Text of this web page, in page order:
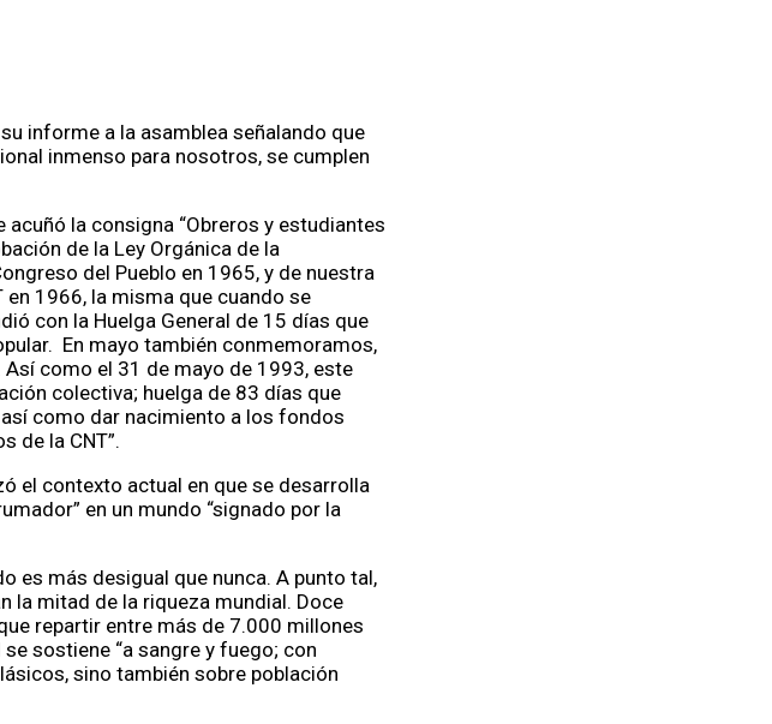
informe a la asamblea señalando que
inmenso para nosotros, se cumplen
la consigna “Obreros y estudiantes
de la Ley Orgánica de la
del Pueblo en 1965, y de nuestra
1966, la misma que cuando se
con la Huelga General de 15 días que
En mayo también conmemoramos,
como el 31 de mayo de 1993, este
colectiva; huelga de 83 días que
como dar nacimiento a los fondos
de la CNT”.
el contexto actual en que se desarrolla
en un mundo “signado por la
es más desigual que nunca. A punto tal,
la mitad de la riqueza mundial. Doce
repartir entre más de 7.000 millones
sostiene “a sangre y fuego; con
sino también sobre población